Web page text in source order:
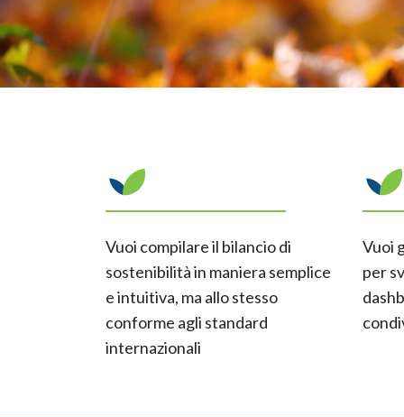
Vuoi compilare il bilancio di
sostenibilità in maniera semplice
e intuitiva, ma allo stesso
conforme agli standard
internazionali
Vuoi
per